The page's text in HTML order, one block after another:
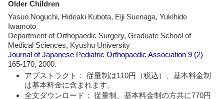
Older Children
Yasuo Noguchi, Hideaki Kubota, Eiji Suenaga, Yukihide
Iwamoto
Department of Orthopaedic Surgery, Graduate School of
Medical Sciences, Kyushu University
Journal of Japanese Pediatric Orthopaedic Association 9 (2)
165-170, 2000.
アブストラクト： 従量制は110円（税込）、基本料金制
は基本料金に含まれます。
全文ダウンロード： 従量制、基本料金制の方共に770円